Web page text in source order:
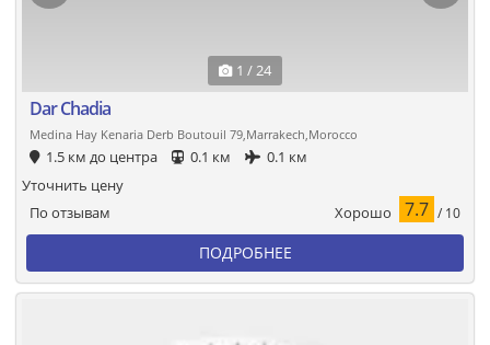
1 / 24
Dar Chadia
Medina Hay Kenaria Derb Boutouil 79,Marrakech,Morocco
1.5 км до центра 0.1 км 0.1 км
По отзывам Хорошо 7.7 / 10
Уточнить цену
ПОДРОБНЕЕ